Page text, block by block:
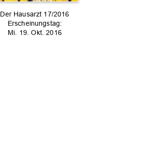
Der Hausarzt 17/2016
Erscheinungstag:
Mi. 19. Okt. 2016